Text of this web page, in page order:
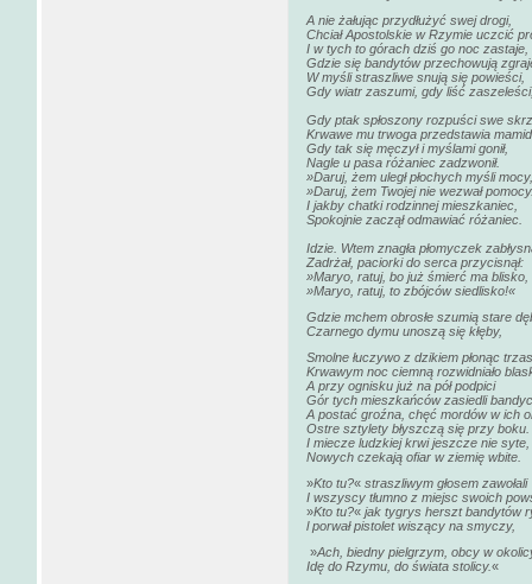
A nie żałując przydłużyć swej drogi,
Chciał Apostolskie w Rzymie uczcić
I w tych to górach dziś go noc zastaje,
Gdzie się bandytów przechowują
W myśli straszliwe snują się powieści,
Gdy wiatr zaszumi, gdy liść
Gdy ptak spłoszony rozpuści swe
Krwawe mu trwoga przedstawia
Gdy tak się męczył i myślami gonił,
Nagle u pasa różaniec zadzwonił.
»Daruj, żem uległ płochych myśli mocy,
»Daruj, żem Twojej nie wezwał
I jakby chatki rodzinnej mieszkaniec,
Spokojnie zaczął odmawiać różaniec.
Idzie. Wtem znagła płomyczek
Zadrżał, paciorki do serca przycisnął:
»Maryo, ratuj, bo już śmierć ma blisko,
»Maryo, ratuj, to zbójców siedlisko!«
Gdzie mchem obrosłe szumią stare
Czarnego dymu unoszą się kłęby,
Smolne łuczywo z dzikiem płonąc
Krwawym noc ciemną rozwidniało
A przy ognisku już na pół podpici
Gór tych mieszkańców zasiedli
A postać groźna, chęć mordów w ich
Ostre sztylety błyszczą się przy boku.
I miecze ludzkiej krwi jeszcze nie syte,
Nowych czekają ofiar w ziemię wbite.
»Kto tu?« straszliwym głosem zawołali
I wszyscy tłumno z miejsc swoich
»Kto tu?« jak tygrys herszt bandytów
l porwał pistolet wiszący na smyczy,
»Ach, biedny pielgrzym, obcy w
Idę do Rzymu, do świata stolicy.«